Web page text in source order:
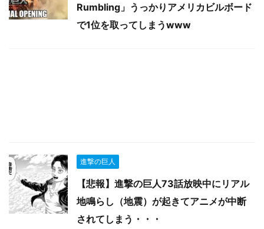
Rumbling」うっかりアメリカビルボード
で1位を取ってしまうwww
進撃の巨人
【悲報】進撃の巨人73話放映中にリアル
地鳴らし（地震）が起きてアニメが中断
されてしまう・・・